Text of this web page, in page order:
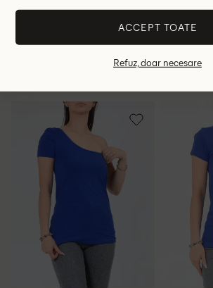
Tricou Zara, alb/bleumarin
RRP: 99.00 lei
ACCEPT TOATE
Refuz, doar necesare